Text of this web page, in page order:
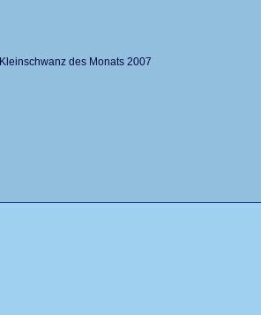
Kleinschwanz des Monats 2007